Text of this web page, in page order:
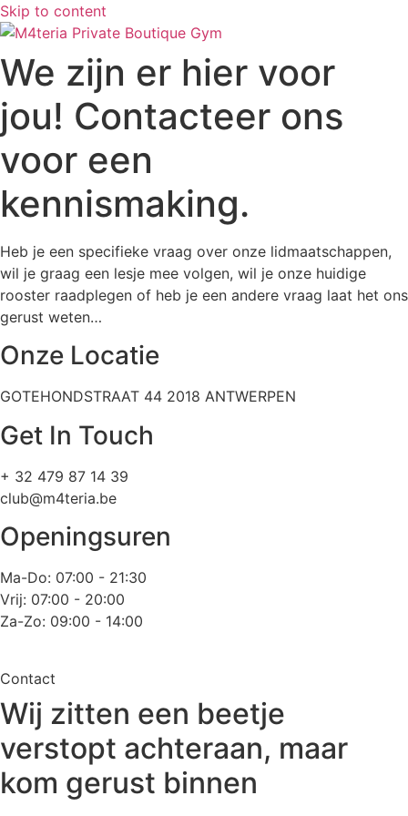
Skip to content
We zijn er hier voor
jou! Contacteer ons
voor een
kennismaking.
Heb je een specifieke vraag over onze lidmaatschappen,
wil je graag een lesje mee volgen, wil je onze huidige
rooster raadplegen of heb je een andere vraag laat het ons
gerust weten…
Onze Locatie
GOTEHONDSTRAAT 44 2018 ANTWERPEN
Get In Touch
+ 32 479 87 14 39
club@m4teria.be
Openingsuren
Ma-Do: 07:00 - 21:30
Vrij: 07:00 - 20:00
Za-Zo: 09:00 - 14:00
Contact
Wij zitten een beetje
verstopt achteraan, maar
kom gerust binnen